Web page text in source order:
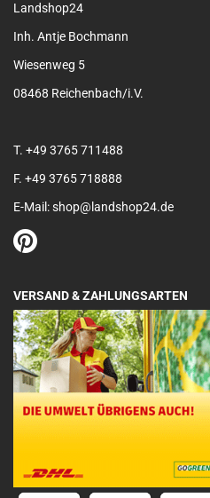
Landshop24
Inh. Antje Bochmann
Wiesenweg 5
08468 Reichenbach/i.V.
T. +49 3765 711488
F. +49 3765 718888
E-Mail: shop@landshop24.de
VERSAND & ZAHLUNGSARTEN